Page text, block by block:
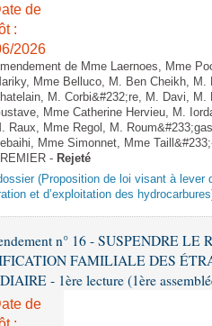
de
:
2026
de Mme Laernoes, Mme
Mme Belluco, M. Ben Cheikh,
M. Corbi&#232;re, M. Davi,
Mme Catherine Hervieu, M.
Raux, Mme Regol, M.
Mme Simonnet, Mme
- Rejeté
(Proposition de loi visant à lever
et d’exploitation des
n° 16 - SUSPENDRE
FAMILIALE DES
- 1ère lecture (1ère
de